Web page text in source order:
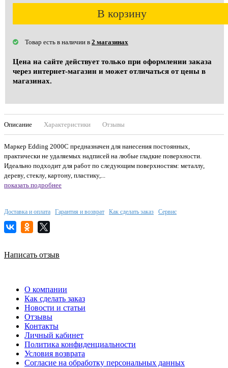
В корзину
Товар есть в наличии в 2 магазинах
Цена на сайте действует только при оформлении заказа
через интернет-магазин и может отличаться от цены в
магазинах.
Описание Характеристики Отзывы
Маркер Edding 2000C предназначен для нанесения постоянных,
практически не удаляемых надписей на любые гладкие поверхности.
Идеально подходит для работ по следующим поверхностям: металлу,
дереву, стеклу, картону, пластику,...
показать подробнее
Доставка и оплата Гарантия и возврат Как сделать заказ Сервис
Написать отзыв
О компании
Как сделать заказ
Новости и статьи
Отзывы
Контакты
Личный кабинет
Политика конфиденциальности
Условия возврата
Согласие на обработку персональных данных